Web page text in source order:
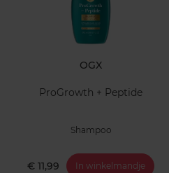
OGX
ProGrowth + Peptide
Shampoo
€ 11,99 In winkelmandje